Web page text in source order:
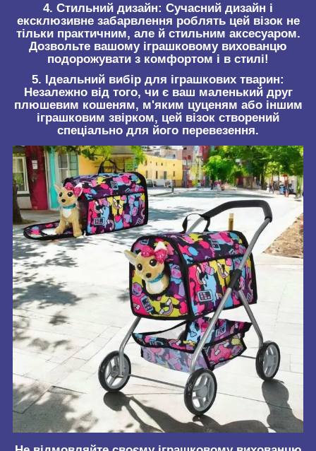
4. Стильний дизайн: Сучасний дизайн і
ексклюзивне забарвлення роблять цей візок не
тільки практичним, але й стильним аксесуаром.
Дозвольте вашому іграшковому вихованцю
подорожувати з комфортом і в стилі!
5. Ідеальний вибір для іграшкових тварин:
Незалежно від того, чи є ваш маленький друг
плюшевим кошеням, м'яким цуценям або іншим
іграшковим звірком, цей візок створений
спеціально для його перевезення.